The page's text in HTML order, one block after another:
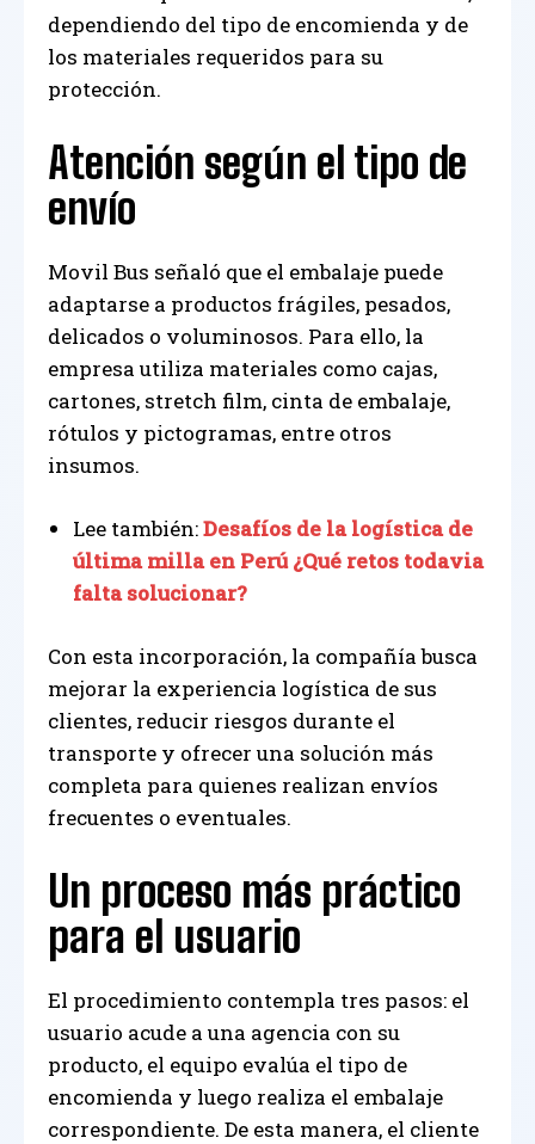
dependiendo del tipo de encomienda y de
los materiales requeridos para su
protección.
Atención según el tipo de
envío
Movil Bus señaló que el embalaje puede
adaptarse a productos frágiles, pesados,
delicados o voluminosos. Para ello, la
empresa utiliza materiales como cajas,
cartones, stretch film, cinta de embalaje,
rótulos y pictogramas, entre otros
insumos.
Lee también:Desafíos de la logística de
última milla en Perú ¿Qué retos todavia
falta solucionar?
Con esta incorporación, la compañía busca
mejorar la experiencia logística de sus
clientes, reducir riesgos durante el
transporte y ofrecer una solución más
completa para quienes realizan envíos
frecuentes o eventuales.
Un proceso más práctico
para el usuario
El procedimiento contempla tres pasos: el
usuario acude a una agencia con su
producto, el equipo evalúa el tipo de
encomienda y luego realiza el embalaje
correspondiente. De esta manera, el cliente